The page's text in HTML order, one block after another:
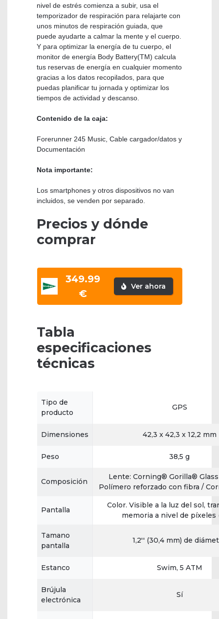
nivel de estrés comienza a subir, usa el
temporizador de respiración para relajarte con
unos minutos de respiración guiada, que
puede ayudarte a calmar la mente y el cuerpo.
Y para optimizar la energía de tu cuerpo, el
monitor de energía Body Battery(TM) calcula
tus reservas de energía en cualquier momento
gracias a los datos recopilados, para que
puedas planificar tu jornada y optimizar los
tiempos de actividad y descanso.
Contenido de la caja:
Forerunner 245 Music, Cable cargador/datos y
Documentación
Nota importante:
Los smartphones y otros dispositivos no van
incluidos, se venden por separado.
Precios y dónde
comprar
349.99
€
Ver ahora
Tabla
especificaciones
técnicas
Tipo de
producto
GPS
Dimensiones 42,3 x 42,3 x 12,2 mm
Peso 38,5 g
Composición
Lente: Corning® Gorilla®
Polímero reforzado con fibra /
Pantalla
Color. Visible a la luz del sol,
memoria a nivel de píxeles
Tamano
pantalla
1,2'' (30,4 mm) de
Estanco Swim, 5 ATM
Brújula
electrónica
Sí